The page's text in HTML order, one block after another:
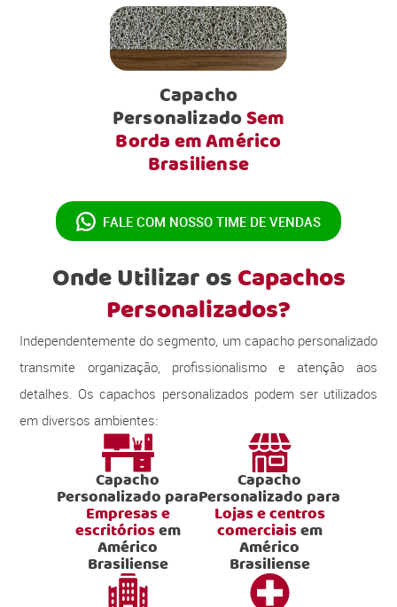
Capacho
PersonalizadoSem
Borda em Américo
Brasiliense
FALE COM NOSSO TIME DE VENDAS
Onde Utilizar osCapachos
Personalizados?
Independentemente do segmento, um capacho personalizado
transmite organização, profissionalismo e atenção aos
detalhes. Os capachos personalizados podem ser utilizados
em diversos ambientes:
Capacho
Personalizado para
Empresas e
escritóriosem
Américo
Brasiliense
Capacho
Personalizado para
Lojas e centros
comerciaisem
Américo
Brasiliense